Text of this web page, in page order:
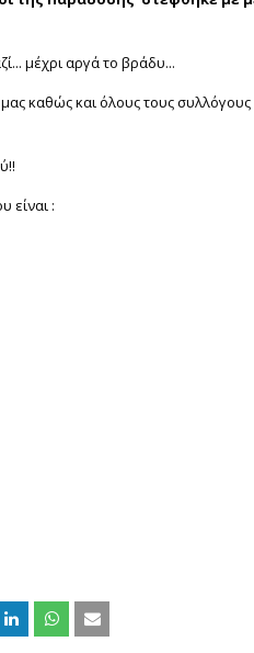
μέχρι αργά το βράδυ...
καθώς και όλους τους
είναι :